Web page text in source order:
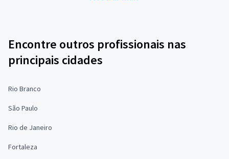
Encontre outros profissionais nas
principais cidades
Rio Branco
São Paulo
Rio de Janeiro
Fortaleza